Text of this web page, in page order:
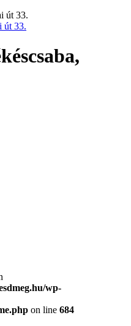
wp-
on line 684